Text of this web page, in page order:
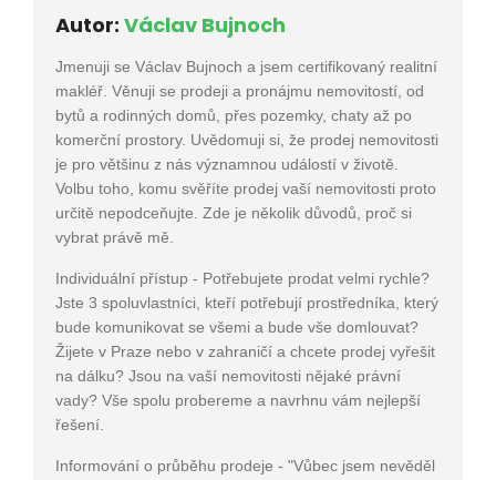
Autor: Václav Bujnoch
Jmenuji se Václav Bujnoch a jsem certifikovaný realitní
makléř. Věnuji se prodeji a pronájmu nemovitostí, od
bytů a rodinných domů, přes pozemky, chaty až po
komerční prostory. Uvědomuji si, že prodej nemovitosti
je pro většinu z nás významnou událostí v životě.
Volbu toho, komu svěříte prodej vaší nemovitosti proto
určitě nepodceňujte. Zde je několik důvodů, proč si
vybrat právě mě.
Individuální přístup - Potřebujete prodat velmi rychle?
Jste 3 spoluvlastníci, kteří potřebují prostředníka, který
bude komunikovat se všemi a bude vše domlouvat?
Žijete v Praze nebo v zahraničí a chcete prodej vyřešit
na dálku? Jsou na vaší nemovitosti nějaké právní
vady? Vše spolu probereme a navrhnu vám nejlepší
řešení.
Informování o průběhu prodeje - "Vůbec jsem nevěděl